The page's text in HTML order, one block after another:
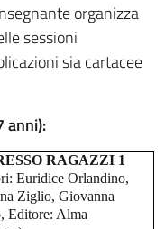
organizza
sessioni
sia cartacee
anni):
RAGAZZI 1
Euridice Orlandino,
Ziglio, Giovanna
Editore: Alma